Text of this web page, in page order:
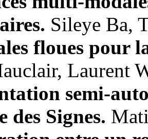
Sileye Ba,
floues pour
Laurent
semi-
des Signes.